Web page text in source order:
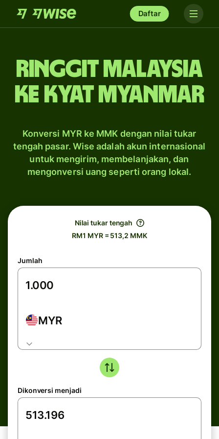
Daftar
ringgit Malaysia
ke kyat Myanmar
Konversi MYR ke MMK dengan nilai tukar
tengah pasar. Wise adalah akun internasional
untuk mengirim, membelanjakan, dan
mengonversi uang seperti orang lokal.
Nilai tukar tengah
RM1 MYR = 513,2 MMK
Jumlah
MYR
Dikonversi menjadi